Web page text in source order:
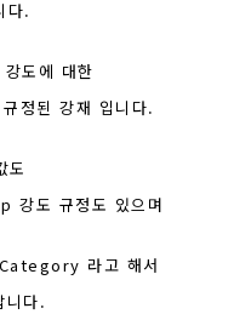
.
도에 대한
정된 강재 입니다.
강도 규정도 있으며
라고 해서
다.